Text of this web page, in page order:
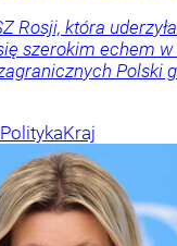
Rosji, która
szerokim echem
Polski
PolitykaKraj